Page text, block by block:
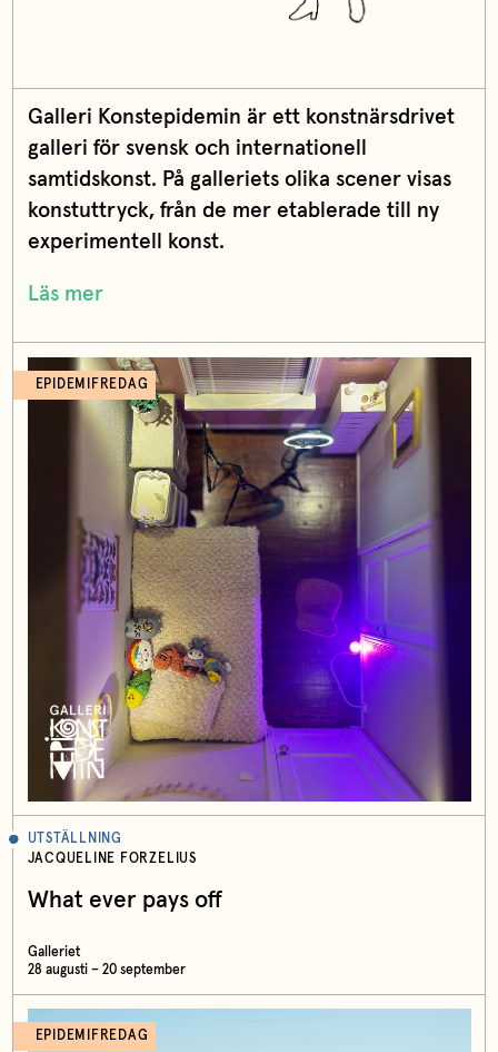
EPIDEMIFREDAG
UTSTÄLLNING
JACQUELINE FORZELIUS
What ever pays off
Galleriet
28 augusti – 20 september
Galleri Konstepidemin är ett konstnärsdrivet
galleri för svensk och internationell
samtidskonst. På galleriets olika scener visas
konstuttryck, från de mer etablerade till ny
experimentell konst.
Läs mer
EPIDEMIFREDAG